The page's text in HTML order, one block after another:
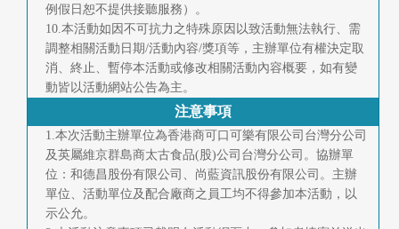
例假日恕不提供接聽服務）。
10.本活動如因不可抗力之特殊原因以致活動無法執行、需
調整相關活動日期/活動內容/獎項等，主辦單位有權決定取
消、終止、暫停本活動或修改相關活動內容概要，如有變
動皆以活動網站公告為主。
注意事項
1.本次活動主辦單位為香港商可口可樂有限公司台灣分公司
及英屬維京群島商太古食品(股)公司台灣分公司。協辦單
位：和德昌股份有限公司、尚藍資訊股份有限公司。主辦
單位、活動單位及配合廠商之員工均不得參加本活動，以
示公允。